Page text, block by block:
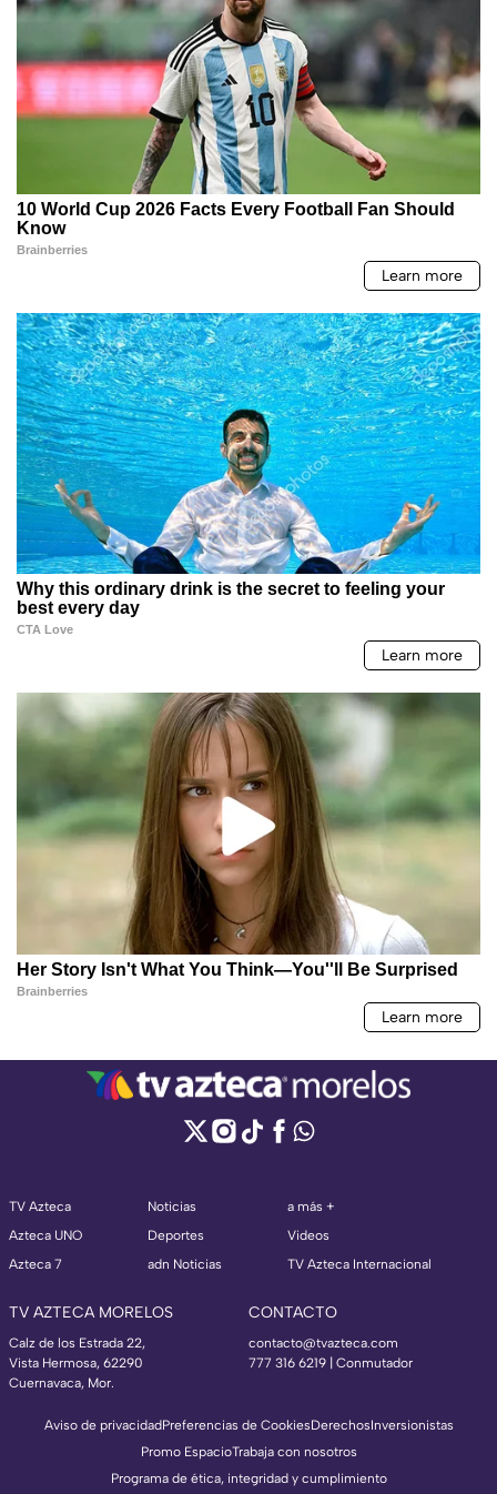
TV Azteca
Azteca UNO
Azteca 7
Noticias
Deportes
adn Noticias
a más +
Videos
TV Azteca Internacional
TV AZTECA MORELOS
Calz de los Estrada 22,
Vista Hermosa, 62290
Cuernavaca, Mor.
CONTACTO
contacto@tvazteca.com
777 316 6219 | Conmutador
Aviso de privacidadPreferencias de CookiesDerechosInversionistas
Promo EspacioTrabaja con nosotros
Programa de ética, integridad y cumplimiento